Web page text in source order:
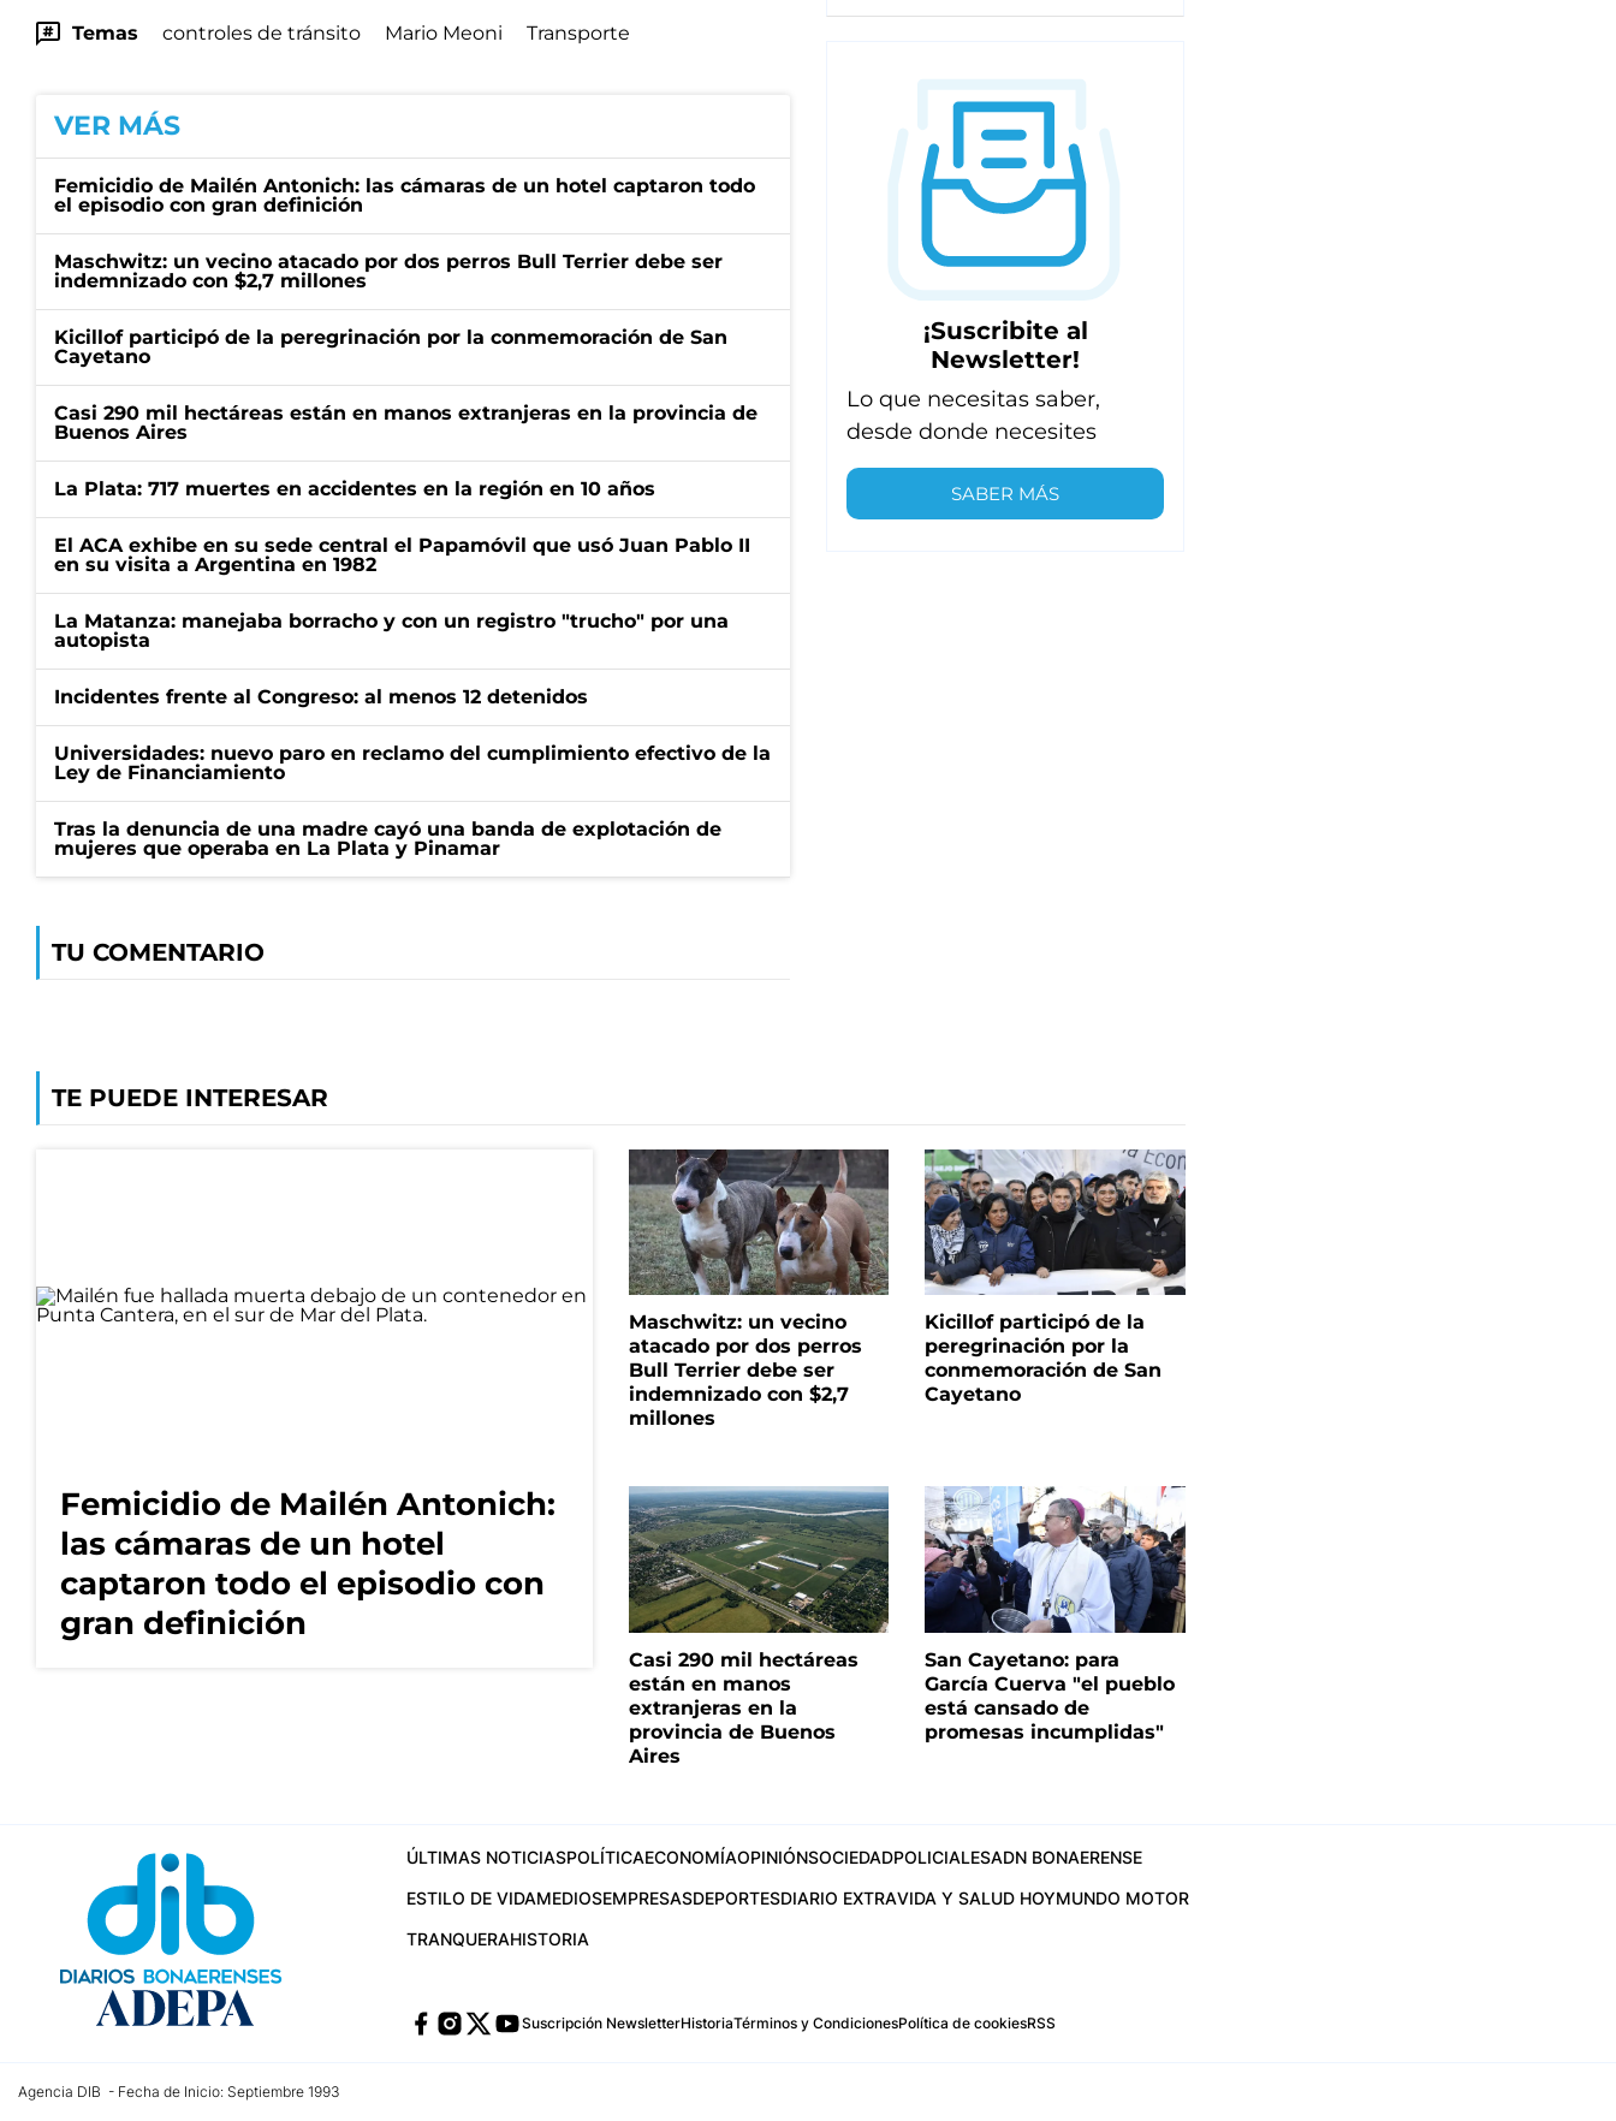
Temas controles de tránsito Mario Meoni Transporte
VER MÁS
Femicidio de Mailén Antonich: las cámaras de un hotel captaron todo
el episodio con gran definición
Maschwitz: un vecino atacado por dos perros Bull Terrier debe ser
indemnizado con $2,7 millones
Kicillof participó de la peregrinación por la conmemoración de San
Cayetano
Casi 290 mil hectáreas están en manos extranjeras en la provincia de
Buenos Aires
La Plata: 717 muertes en accidentes en la región en 10 años
El ACA exhibe en su sede central el Papamóvil que usó Juan Pablo II
en su visita a Argentina en 1982
La Matanza: manejaba borracho y con un registro "trucho" por una
autopista
Incidentes frente al Congreso: al menos 12 detenidos
Universidades: nuevo paro en reclamo del cumplimiento efectivo de la
Ley de Financiamiento
Tras la denuncia de una madre cayó una banda de explotación de
mujeres que operaba en La Plata y Pinamar
TU COMENTARIO
¡Suscribite al
Newsletter!
Lo que necesitas saber,
desde donde necesites
SABER MÁS
TE PUEDE INTERESAR
Femicidio de Mailén Antonich:
las cámaras de un hotel
captaron todo el episodio con
gran definición
Maschwitz: un vecino
atacado por dos perros
Bull Terrier debe ser
indemnizado con $2,7
millones
Kicillof participó de la
peregrinación por la
conmemoración de San
Cayetano
Casi 290 mil hectáreas
están en manos
extranjeras en la
provincia de Buenos
Aires
San Cayetano: para
García Cuerva "el pueblo
está cansado de
promesas incumplidas"
ÚLTIMAS NOTICIASPOLÍTICAECONOMÍAOPINIÓNSOCIEDADPOLICIALESADN BONAERENSE
ESTILO DE VIDAMEDIOSEMPRESASDEPORTESDIARIO EXTRAVIDA Y SALUD HOYMUNDO MOTOR
TRANQUERAHISTORIA
Suscripción NewsletterHistoriaTérminos y CondicionesPolítica de cookiesRSS
Agencia DIB - Fecha de Inicio: Septiembre 1993